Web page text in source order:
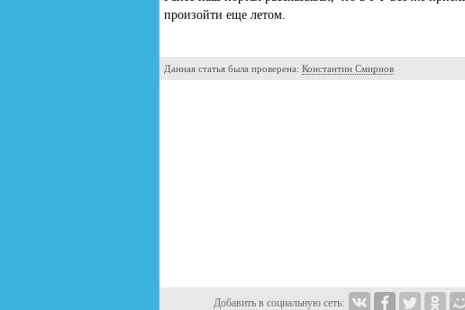
произойти еще летом.
Данная статья была проверена: Константин Смирнов
Добавить в социальную сеть: